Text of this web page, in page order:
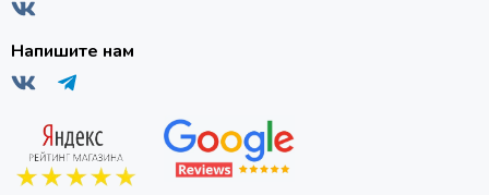
Напишите нам